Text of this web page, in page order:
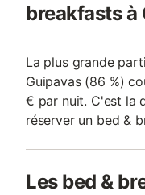
breakfasts à
La plus grande
Guipavas (86 %)
€ par nuit. C'est la
réserver un bed &
Les bed &